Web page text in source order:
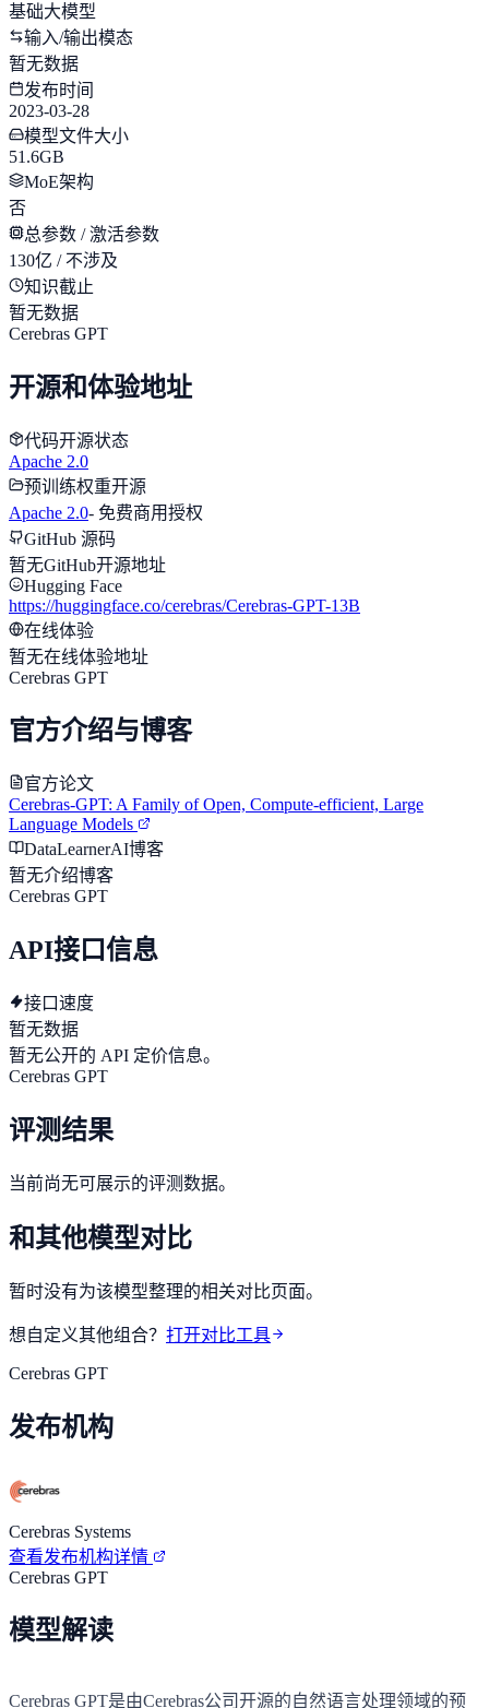
基础大模型
输入/输出模态
暂无数据
发布时间
2023-03-28
模型文件大小
51.6GB
MoE架构
否
总参数 / 激活参数
130亿 / 不涉及
知识截止
暂无数据
Cerebras GPT
开源和体验地址
代码开源状态
Apache 2.0
预训练权重开源
Apache 2.0- 免费商用授权
GitHub 源码
暂无GitHub开源地址
Hugging Face
https://huggingface.co/cerebras/Cerebras-GPT-13B
在线体验
暂无在线体验地址
Cerebras GPT
官方介绍与博客
官方论文
Cerebras-GPT: A Family of Open, Compute-efficient, Large
Language Models
DataLearnerAI博客
暂无介绍博客
Cerebras GPT
API接口信息
接口速度
暂无数据
暂无公开的 API 定价信息。
Cerebras GPT
评测结果
当前尚无可展示的评测数据。
和其他模型对比
暂时没有为该模型整理的相关对比页面。
想自定义其他组合？ 打开对比工具
Cerebras GPT
发布机构
Cerebras Systems
查看发布机构详情
Cerebras GPT
模型解读
Cerebras GPT是由Cerebras公司开源的自然语言处理领域的预